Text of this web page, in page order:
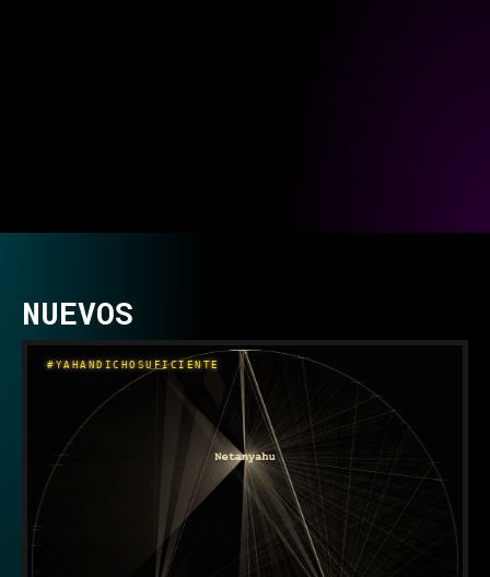
NUEVOS
#YAHANDICHOSUFICIENTE